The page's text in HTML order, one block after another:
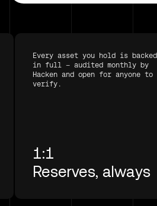
Every asset you hold is backed
in full — audited monthly by
Hacken and open for anyone to
verify.
1:1
Reserves, always